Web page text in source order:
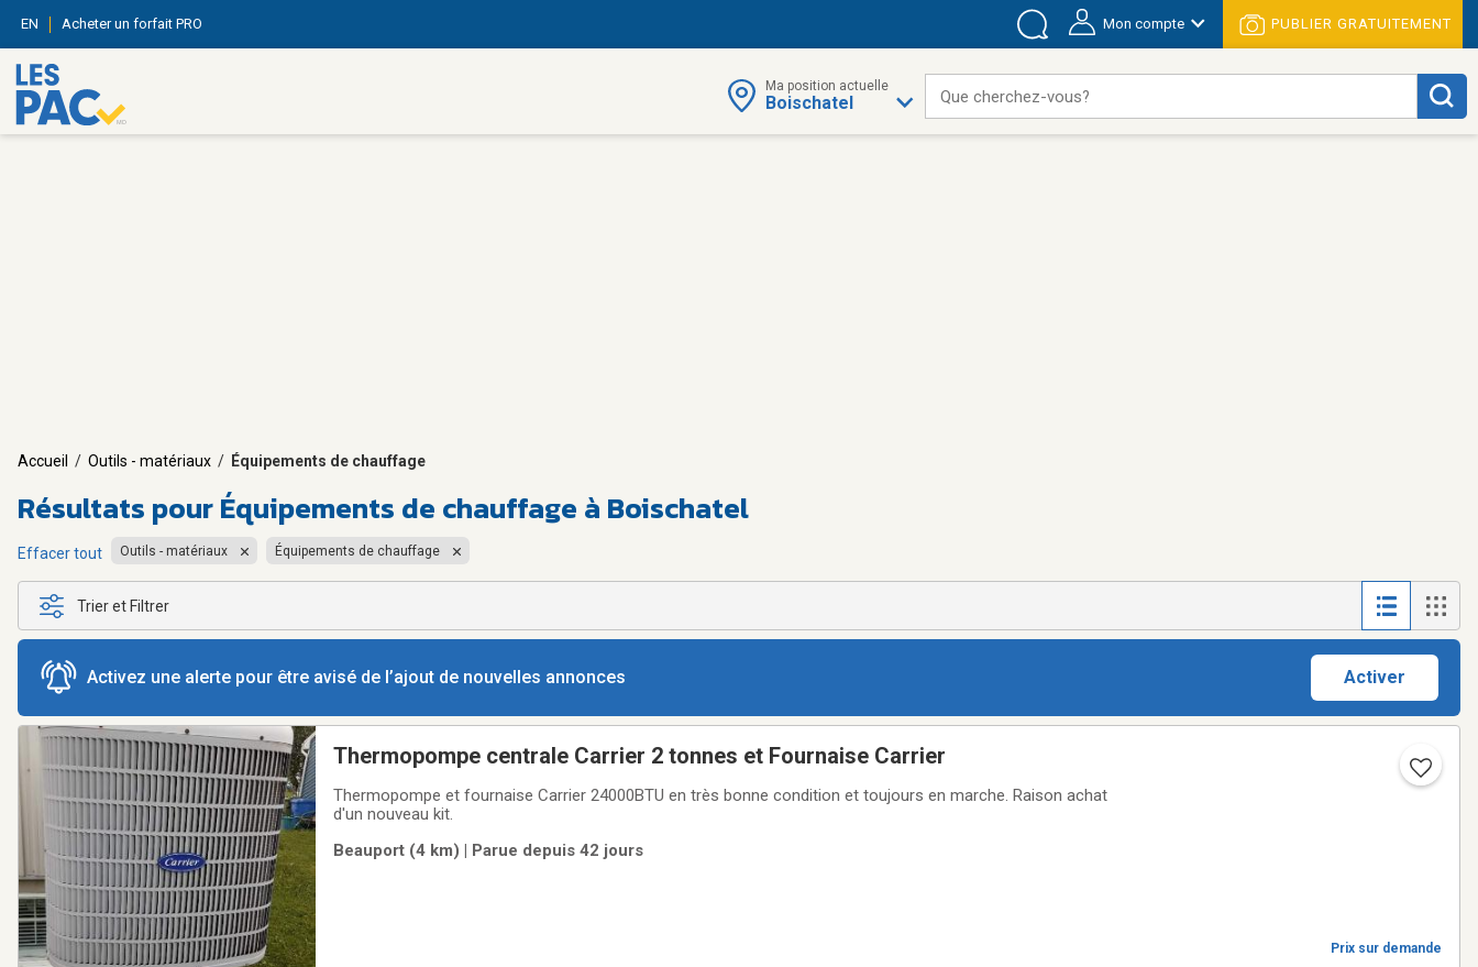
EN Acheter un forfait PRO Mon compte PUBLIER GRATUITEMENT
Ma position actuelle
Boischatel Que cherchez-vous?
Accueil / Outils - matériaux / Équipements de chauffage
Résultats pourÉquipements de chauffage à Boischatel
Effacer tout Outils - matériaux Équipements de chauffage
Trier et Filtrer
Activez une alerte pour être avisé de l’ajout de nouvelles annonces Activer
Thermopompe centrale Carrier 2 tonnes et Fournaise Carrier
Thermopompe et fournaise Carrier 24000BTU en très bonne condition et toujours en marche. Raison achat
d'un nouveau kit.
Beauport (4 km) | Parue depuis 42 jours
Prix sur demande